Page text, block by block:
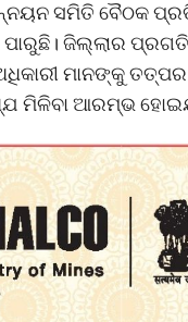
ସମିତି ବୈଠକ
ଜିଲ୍ଲାର
ମାନଙ୍କୁ
ମିଳିବା ଆରମ୍ଭ